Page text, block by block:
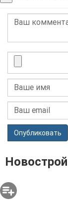
Опубликовать